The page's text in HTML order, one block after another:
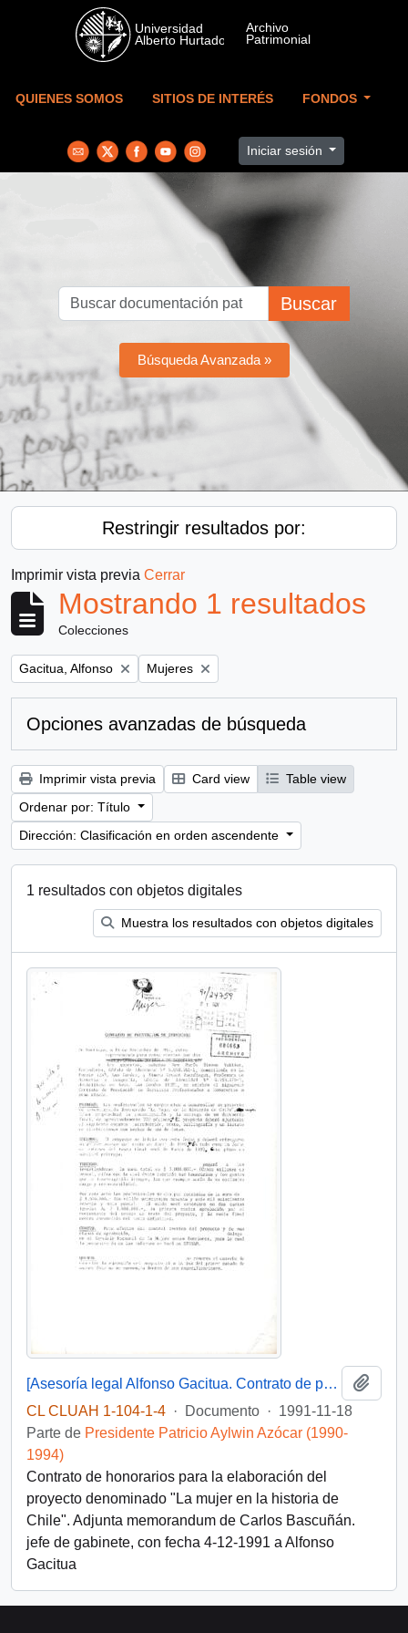
Skip to main content
QUIENES SOMOS SITIOS DE INTERÉS FONDOS
Iniciar sesión
Buscar
Búsqueda Avanzada »
Restringir resultados por:
Imprimir vista previa Cerrar
Mostrando 1 resultados
Colecciones
Remove filter:
Gacitua, Alfonso Remove filter:
Mujeres
Opciones avanzadas de búsqueda
Imprimir vista previa Card view
Table view
Ordenar por: Título
Dirección: Clasificación en orden ascendente
1 resultados con objetos digitales
Muestra los resultados con objetos digitales
[Asesoría legal Alfonso Gacitua. Contrato de prestación de servicios]
CL CLUAH 1-104-1-4 · Documento · 1991-11-18
Parte de Presidente Patricio Aylwin Azócar (1990-
1994)
Contrato de honorarios para la elaboración del
proyecto denominado "La mujer en la historia de
Chile". Adjunta memorandum de Carlos Bascuñán.
jefe de gabinete, con fecha 4-12-1991 a Alfonso
Gacitua